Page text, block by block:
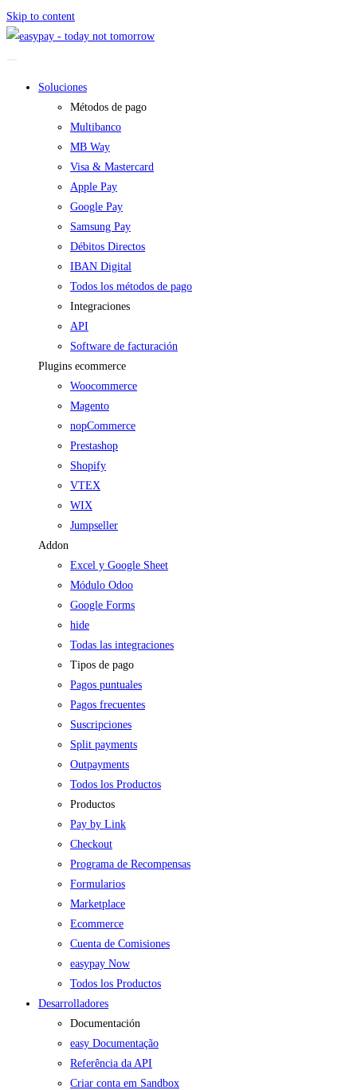
Skip to content
Soluciones
Métodos de pago
Multibanco
MB Way
Visa & Mastercard
Apple Pay
Google Pay
Samsung Pay
Débitos Directos
IBAN Digital
Todos los métodos de pago
Integraciones
API
Software de facturación
Plugins ecommerce
Woocommerce
Magento
nopCommerce
Prestashop
Shopify
VTEX
WIX
Jumpseller
Addon
Excel y Google Sheet
Módulo Odoo
Google Forms
hide
Todas las integraciones
Tipos de pago
Pagos puntuales
Pagos frecuentes
Suscripciones
Split payments
Outpayments
Todos los Productos
Productos
Pay by Link
Checkout
Programa de Recompensas
Formularios
Marketplace
Ecommerce
Cuenta de Comisiones
easypay Now
Todos los Productos
Desarrolladores
Documentación
easy Documentação
Referência da API
Criar conta em Sandbox